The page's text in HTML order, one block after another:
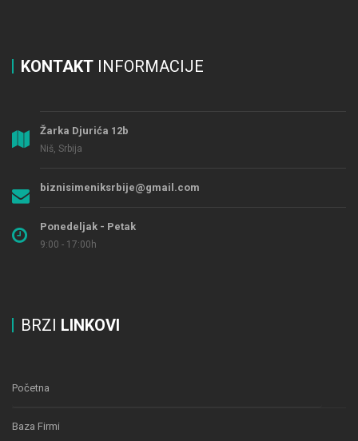
KONTAKT INFORMACIJE
Žarka Djurića 12b
Niš, Srbija
biznisimeniksrbije@gmail.com
Ponedeljak - Petak
9:00 - 17:00h
BRZI LINKOVI
Početna
Baza Firmi